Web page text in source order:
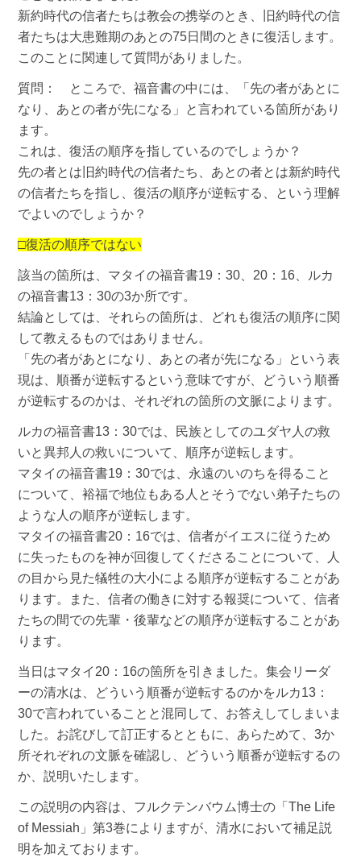
新約時代の信者たちは教会の携挙のとき、旧約時代の信
者たちは大患難期のあとの75日間のときに復活します。
このことに関連して質問がありました。
質問： ところで、福音書の中には、「先の者があとに
なり、あとの者が先になる」と言われている箇所があり
ます。
これは、復活の順序を指しているのでしょうか？
先の者とは旧約時代の信者たち、あとの者とは新約時代
の信者たちを指し、復活の順序が逆転する、という理解
でよいのでしょうか？
□復活の順序ではない
該当の箇所は、マタイの福音書19：30、20：16、ルカ
の福音書13：30の3か所です。
結論としては、それらの箇所は、どれも復活の順序に関
して教えるものではありません。
「先の者があとになり、あとの者が先になる」という表
現は、順番が逆転するという意味ですが、どういう順番
が逆転するのかは、それぞれの箇所の文脈によります。
ルカの福音書13：30では、民族としてのユダヤ人の救
いと異邦人の救いについて、順序が逆転します。
マタイの福音書19：30では、永遠のいのちを得ること
について、裕福で地位もある人とそうでない弟子たちの
ような人の順序が逆転します。
マタイの福音書20：16では、信者がイエスに従うため
に失ったものを神が回復してくださることについて、人
の目から見た犠牲の大小による順序が逆転することがあ
ります。また、信者の働きに対する報奨について、信者
たちの間での先輩・後輩などの順序が逆転することがあ
ります。
当日はマタイ20：16の箇所を引きました。集会リーダ
ーの清水は、どういう順番が逆転するのかをルカ13：
30で言われていることと混同して、お答えしてしまいま
した。お詫びして訂正するとともに、あらためて、3か
所それぞれの文脈を確認し、どういう順番が逆転するの
か、説明いたします。
この説明の内容は、フルクテンバウム博士の「The Life
of Messiah」第3巻によりますが、清水において補足説
明を加えております。